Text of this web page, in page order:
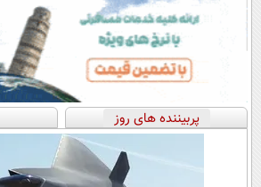
پربیننده های روز